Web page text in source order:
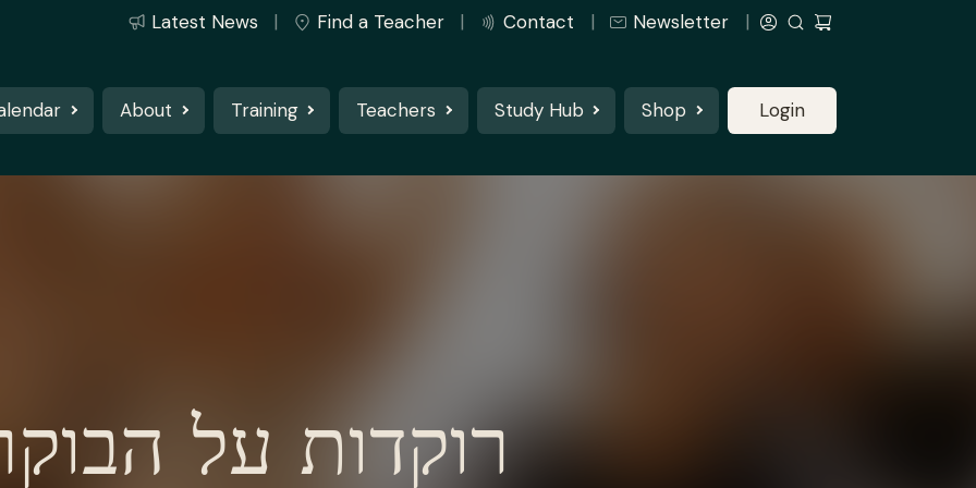
Latest News Find a Teacher Contact Newsletter
About Training Teachers Study Hub Shop Login
רוקדות על